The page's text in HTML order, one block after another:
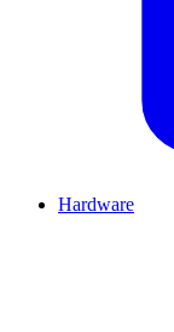
Hardware